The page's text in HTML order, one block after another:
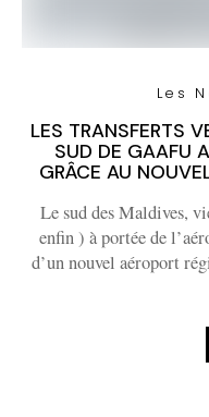
Les
LES TRANSFERTS
SUD DE GAAFU
GRÂCE AU
Le sud des Maldives,
enfin ) à portée de
d’un nouvel aéroport